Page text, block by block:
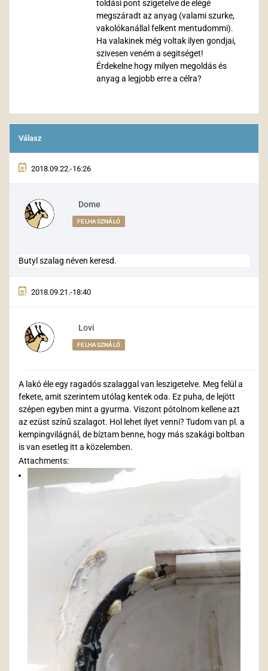
toldási pont szigetelve de elégé
megszáradt az anyag (valami szurke,
vakolókanállal felkent mentudommi).
Ha valakinek még voltak ilyen gondjai,
szivesen veném a segitséget!
Érdekelne hogy milyen megoldás és
anyag a legjobb erre a célra?
Válasz
2018.09.22.-16:26
Dome
FELHASZNÁLÓ
Butyl szalag néven keresd.
2018.09.21.-18:40
Lovi
FELHASZNÁLÓ
A lakó éle egy ragadós szalaggal van leszigetelve. Meg felül a
fekete, amit szerintem utólag kentek oda. Ez puha, de lejött
szépen egyben mint a gyurma. Viszont pótolnom kellene azt
az ezüst színű szalagot. Hol lehet ilyet venni? Tudom van pl. a
kempingvilágnál, de bíztam benne, hogy más szakági boltban
is van esetleg itt a közelemben.
Attachments: